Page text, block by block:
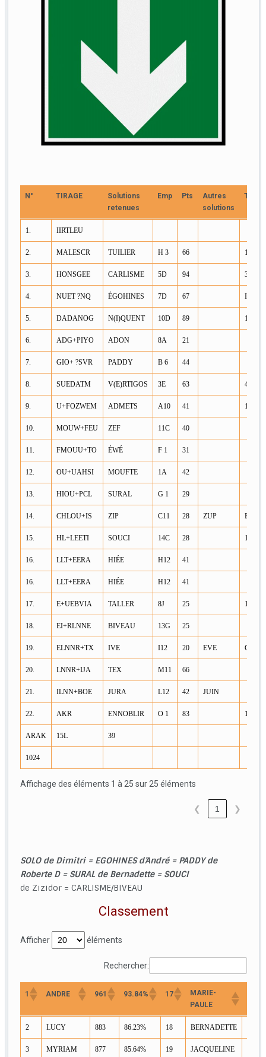
N° TIRAGE
Solutions
retenues
Emp Pts
Autres
solutions
1. IIRTLEU
2. MALESCR TUILIER H 3 66 1/A/
3. HONSGEE CARLISME 5D 94 3/A7/
4. NUET ?NQ ÉGOHINES 7D 67 I/P/R
5. DADANOG N(I)QUENT 10D 89 1/+ ?
6. ADG+PIYO ADON 8A 21
7. GIO+ ?SVR PADDY B 6 44
8. SUEDATM V(E)RTIGOS 3E 63 4/+ ? 9
9. U+FOZWEM ADMETS A10 41 1/A/C/
10. MOUW+FEU ZEF 11C 40
11. FMOUU+TO ÉWÉ F 1 31
12. OU+UAHSI MOUFTE 1A 42
13. HIOU+PCL SURAL G 1 29
14. CHLOU+IS ZIP C11 28 ZUP E
15. HL+LEETI SOUCI 14C 28 1/A/E
16. LLT+EERA HIÉE H12 41
16. LLT+EERA HIÉE H12 41
17. E+UEBVIA TALLER 8J 25 1/A/
18. EI+RLNNE BIVEAU 13G 25
19. ELNNR+TX IVE I12 20 EVE G
20. LNNR+IJA TEX M11 66
21. ILNN+BOE JURA L12 42 JUIN
22. AKR ENNOBLIR O 1 83 1/D/E/
ARAK 15L 39
1024
Affichage des éléments 1 à 25 sur 25 éléments
❮ 1 ❯
SOLO de Dimitri = EGOHINES d’André = PADDY de
Roberte D = SURAL de Bernadette = SOUCI
de Zizidor = CARLISME/BIVEAU
Classement
Afficher éléments
Rechercher:
1 ANDRE 961 93.84% 17
MARIE-
PAULE
1 ANDRE 961 93.84% 17
2 LUCY 883 86.23% 18 BERNADETTE
3 MYRIAM 877 85.64% 19 JACQUELINE